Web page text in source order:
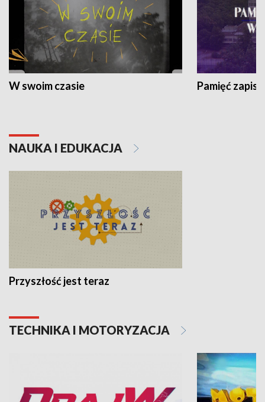
W swoim czasie Pamięć
NAUKA I EDUKACJA
Przyszłość jest teraz
TECHNIKA I MOTORYZACJA